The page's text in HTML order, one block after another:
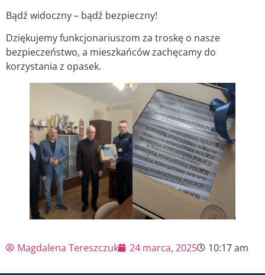
Bądź widoczny – bądź bezpieczny!
Dziękujemy funkcjonariuszom za troskę o nasze
bezpieczeństwo, a mieszkańców zachęcamy do
korzystania z opasek.
Magdalena Tereszczuk 24 marca, 2025 10:17 am